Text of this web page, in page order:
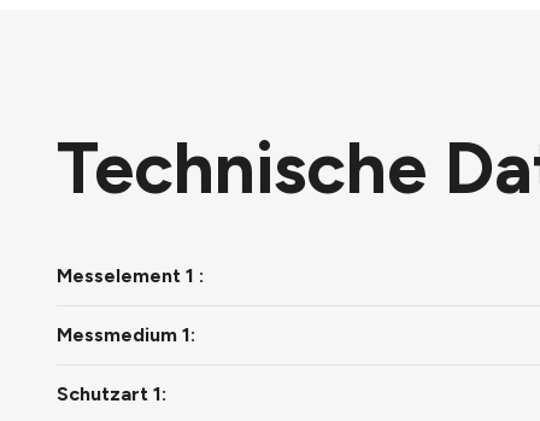
Technische
Messelement 1 :
Messmedium 1:
Schutzart 1: